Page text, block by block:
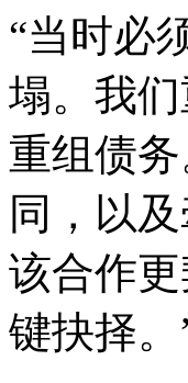
“当时必
塌。我
重组债
同，以
该合作
键抉择。